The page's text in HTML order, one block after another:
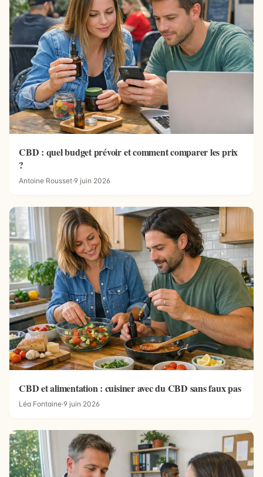
CBD : quel budget prévoir et comment comparer les prix
?
Antoine Rousset·9 juin 2026
CBD et alimentation : cuisiner avec du CBD sans faux pas
Léa Fontaine·9 juin 2026